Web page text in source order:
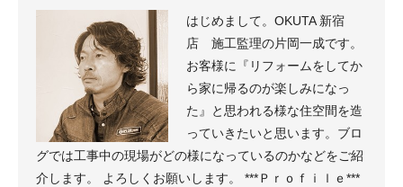
はじめまして。OKUTA 新宿
店 施工監理の片岡一成です。
お客様に『リフォームをしてか
ら家に帰るのが楽しみになっ
た』と思われる様な住空間を造
っていきたいと思います。ブロ
グでは工事中の現場がどの様になっているのかなどをご紹
介します。 よろしくお願いします。 ***Ｐｒｏｆｉｌｅ***